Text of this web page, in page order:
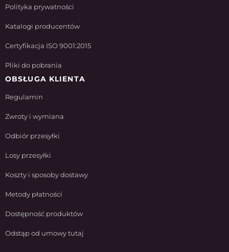
Polityka prywatności
Katalogi producentów
Certyfikacja ISO 9001:2015
Pliki do pobrania
OBSŁUGA KLIENTA
Regulamin
Zwroty i wymiana
Odbiór przesyłki
Losy przesyłki
Koszty i sposoby dostawy
Metody płatności
Dostępność produktów
Odstąp od umowy tutaj